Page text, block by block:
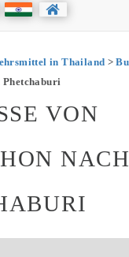
in Thailand >
Phetchaburi
VON
NACH